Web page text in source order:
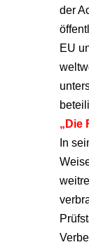
der
EU
„Die
In